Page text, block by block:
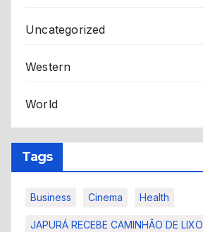
Uncategorized
Western
World
Tags
Business Cinema Health
JAPURÁ RECEBE CAMINHÃO DE LIXO